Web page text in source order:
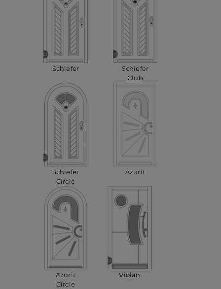
Schiefer
Schiefer
Club
Schiefer
Circle
Azurit
Azurit
Circle
Violan